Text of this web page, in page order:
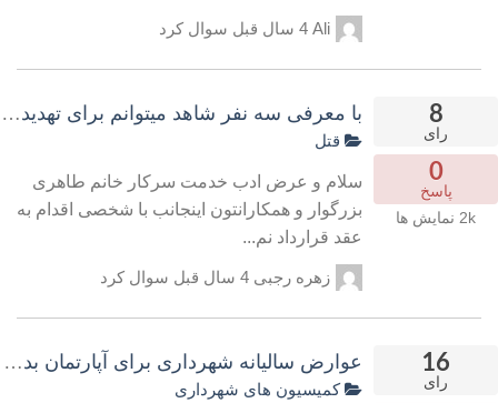
Ali 4 سال قبل سوال کرد
8
رای
0
پاسخ
2k
نمایش ها
با معرفی سه نفر شاهد میتوانم برای تهدید
قتل
سلام و عرض ادب خدمت سرکار خانم طاهری
بزرگوار و همکارانتون اینجانب با شخصی اقدام به
عقد قرارداد نم...
زهره رجبی 4 سال قبل سوال کرد
16
رای
عوارض سالیانه شهرداری برای آپارتمان
کمیسیون های شهرداری